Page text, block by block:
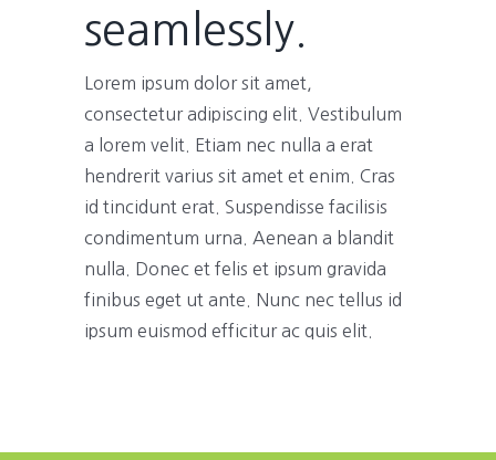
seamlessly.
Lorem ipsum dolor sit amet,
consectetur adipiscing elit. Vestibulum
a lorem velit. Etiam nec nulla a erat
hendrerit varius sit amet et enim. Cras
id tincidunt erat. Suspendisse facilisis
condimentum urna. Aenean a blandit
nulla. Donec et felis et ipsum gravida
finibus eget ut ante. Nunc nec tellus id
ipsum euismod efficitur ac quis elit.